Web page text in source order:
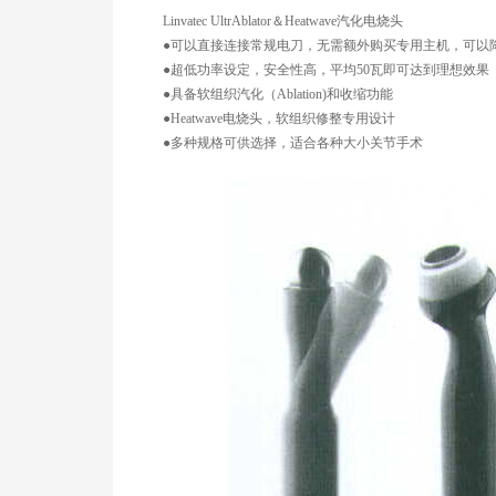
Linvatec UltrAblator＆Heatwave汽化电烧头
●可以直接连接常规电刀，无需额外购买专用主机，可以
●超低功率设定，安全性高，平均50瓦即可达到理想效果
●具备软组织汽化（Ablation)和收缩功能
●Heatwave电烧头，软组织修整专用设计
●多种规格可供选择，适合各种大小关节手术